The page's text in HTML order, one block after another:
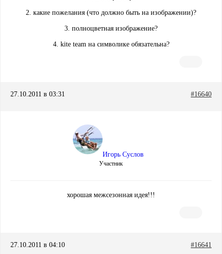
2. какие пожелания (что должно быть на изображении)?
3. полноцветная изображение?
4. kite team на символике обязательна?
27.10.2011 в 03:31 #16640
Игорь Суслов
Участник
хорошая межсезонная идея!!!
27.10.2011 в 04:10 #16641